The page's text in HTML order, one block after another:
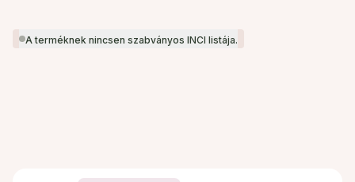
A terméknek nincsen szabványos INCI listája.